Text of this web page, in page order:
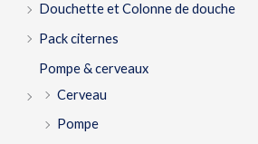
Douchette et Colonne de douche
Pack citernes
Pompe & cerveaux
Cerveau
Pompe